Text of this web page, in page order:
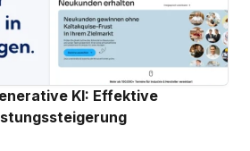
KI: Effektive